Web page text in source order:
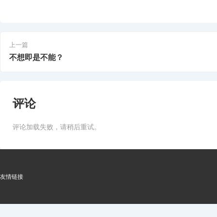
上一篇
不想即是不能？
评论
评论加载失败，请稍后重试。
友情链接